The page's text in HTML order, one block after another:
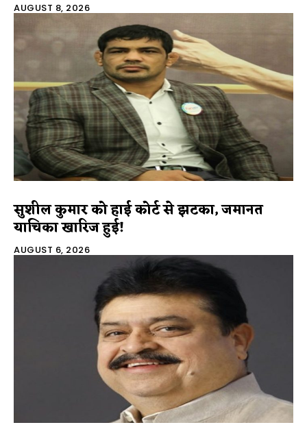
AUGUST 8, 2026
सुशील कुमार को हाई कोर्ट से झटका, जमानत
याचिका खारिज हुई!
AUGUST 6, 2026